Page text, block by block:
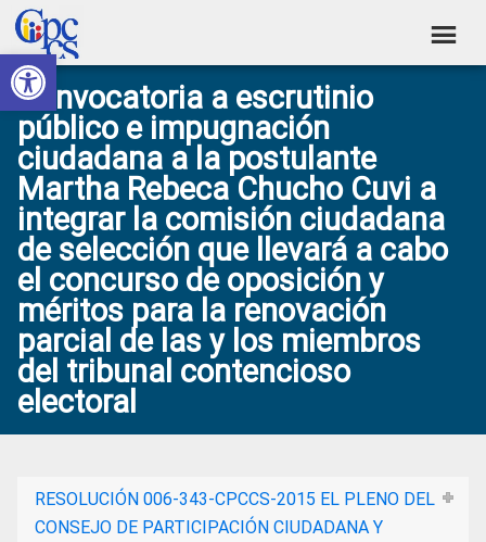
Abrir barra de herramientas
Skip
to
primary
navigation
Skip
to
main
content
Skip
to
primary
sidebar
Skip
to
footer
Consejo
de
Participación
Ciudadana
Control
Social
Construyendo
Poder
Ciudadano
Convocatoria a escrutinio
público e impugnación
ciudadana a la postulante
Martha Rebeca Chucho Cuvi a
integrar la comisión ciudadana
de selección que llevará a cabo
el concurso de oposición y
méritos para la renovación
parcial de las y los miembros
del tribunal contencioso
electoral
RESOLUCIÓN 006-343-CPCCS-2015 EL PLENO DEL
CONSEJO DE PARTICIPACIÓN CIUDADANA Y